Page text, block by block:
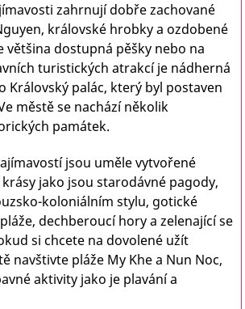
zahrnují dobře zachované
královské hrobky a ozdobené
většina dostupná pěšky nebo na
turistických atrakcí je nádherná
Královský palác, který byl postaven
městě se nachází několik
památek.
jsou uměle vytvořené
jako jsou starodávné pagody,
koloniálním stylu, gotické
dechberoucí hory a zelenající se
si chcete na dovolené užít
navštivte pláže My Khe a Nun Noc,
aktivity jako je plavání a